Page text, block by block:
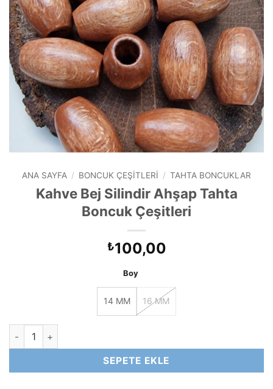
ANA SAYFA / BONCUK ÇEŞITLERI / TAHTA BONCUKLAR
Kahve Bej Silindir Ahşap Tahta
Boncuk Çeşitleri
₺100,00
Boy
14 MM 16 MM
Kahve Bej Silindir Ahşap Tahta Boncuk Çeşitleri adet
SEPETE EKLE